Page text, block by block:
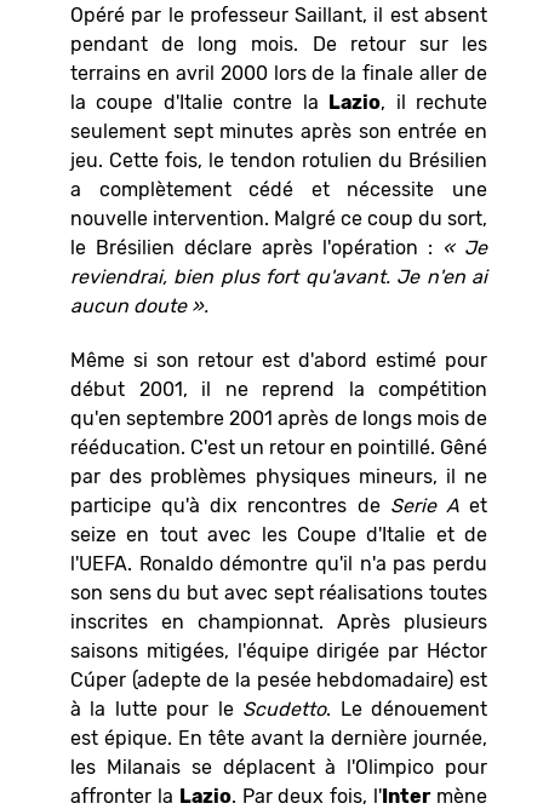
Opéré par le professeur Saillant, il est absent
pendant de long mois. De retour sur les
terrains en avril 2000 lors de la finale aller de
la coupe d'Italie contre la Lazio, il rechute
seulement sept minutes après son entrée en
jeu. Cette fois, le tendon rotulien du Brésilien
a complètement cédé et nécessite une
nouvelle intervention. Malgré ce coup du sort,
le Brésilien déclare après l'opération : « Je
reviendrai, bien plus fort qu'avant. Je n'en ai
aucun doute ».
Même si son retour est d'abord estimé pour
début 2001, il ne reprend la compétition
qu'en septembre 2001 après de longs mois de
rééducation. C'est un retour en pointillé. Gêné
par des problèmes physiques mineurs, il ne
participe qu'à dix rencontres de Serie Aet
seize en tout avec les Coupe d'Italie et de
l'UEFA. Ronaldo démontre qu'il n'a pas perdu
son sens du but avec sept réalisations toutes
inscrites en championnat. Après plusieurs
saisons mitigées, l'équipe dirigée par Héctor
Cúper (adepte de la pesée hebdomadaire) est
à la lutte pour le Scudetto. Le dénouement
est épique. En tête avant la dernière journée,
les Milanais se déplacent à l'Olimpico pour
affronter la Lazio. Par deux fois, l'Intermène